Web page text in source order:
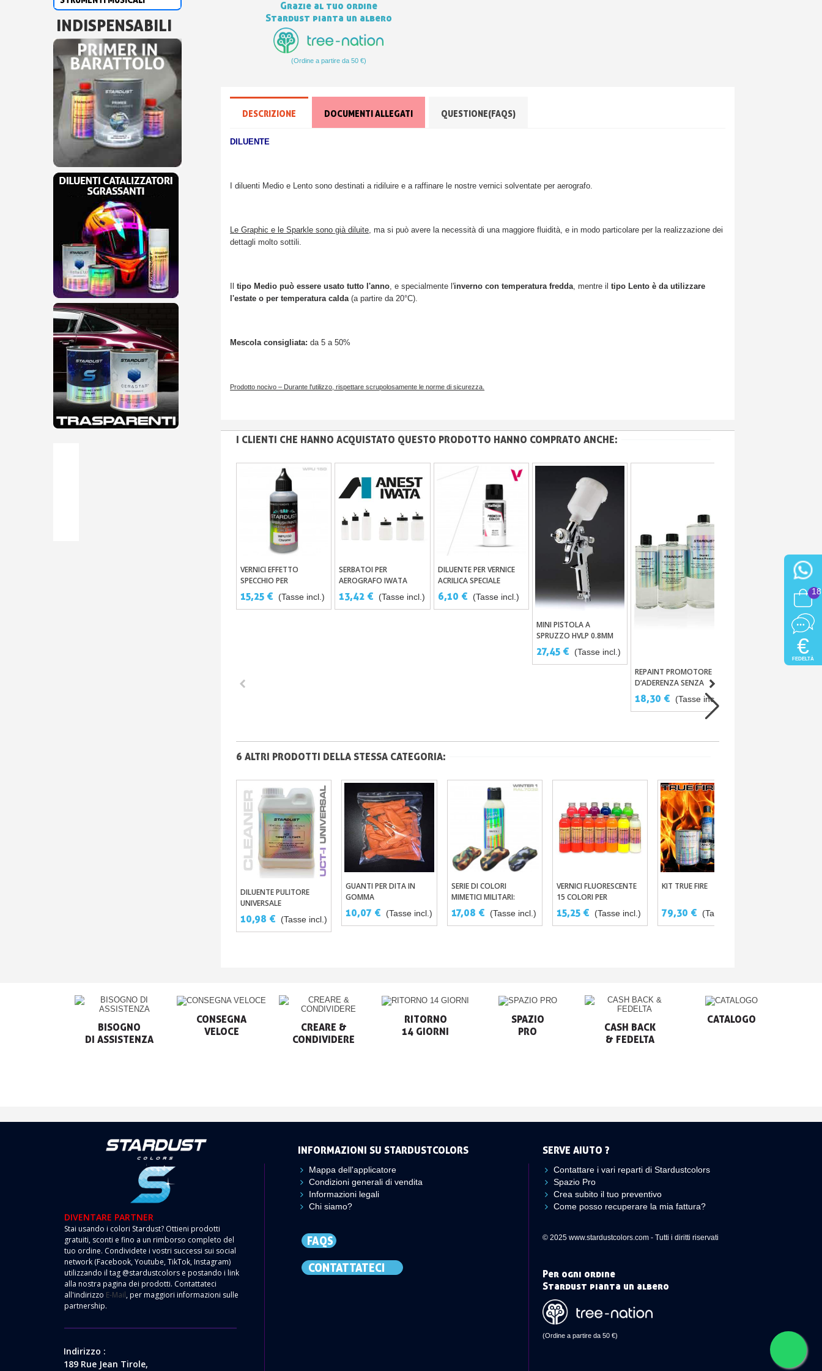
INDISPENSABILI
Grazie al tuo ordine
Stardust pianta un albero
(Ordine a partire da 50 €)
DESCRIZIONE DOCUMENTI ALLEGATI QUESTIONE(FAQS)
DILUENTE
I diluenti Medio e Lento sono destinati a ridiluire e a raffinare le nostre vernici solventate per aerografo.
Le Graphic e le Sparkle sono già diluite, ma si può avere la necessità di una maggiore fluidità, e in modo particolare per la realizzazione dei
dettagli molto sottili.
Iltipo Medio può essere usato tutto l'anno, e specialmente l'inverno con temperatura fredda, mentre iltipo Lento è da utilizzare
l'estate o per temperatura calda(a partire da 20°C).
Mescola consigliata: da 5 a 50%
Prodotto nocivo – Durante l'utilizzo, rispettare scrupolosamente le norme di sicurezza.
I CLIENTI CHE HANNO ACQUISTATO QUESTO PRODOTTO HANNO COMPRATO ANCHE:
Aggiungi Al Carrello
VERNICI EFFETTO
SPECCHIO PER
AEROGRAFO
15,25 € (Tasse incl.)
Aggiungi Al Carrello
SERBATOI PER
AEROGRAFO IWATA
13,42 € (Tasse incl.)
Aggiungi Al Carrello
DILUENTE PER VERNICE
ACRILICA SPECIALE
AEROGRAFO
6,10 € (Tasse incl.)
Aggiungi Al Carrello
MINI PISTOLA A
SPRUZZO HVLP 0.8MM
CROMATA
27,45 € (Tasse incl.)
Aggiungi Al Carrello
REPAINT PROMOTORE
D’ADERENZA SENZA
LEVIGATURA SU VERNICI
18,30 € (Tasse incl.)
TRASPARENTE ACRILICA
MAT PER AEROGRAFO
(Tasse incl.)
6 ALTRI PRODOTTI DELLA STESSA CATEGORIA:
Aggiungi Al Carrello
DILUENTE PULITORE
UNIVERSALE
(SOLVENTATO)
10,98 € (Tasse incl.)
Aggiungi Al Carrello
GUANTI PER DITA IN
GOMMA
10,07 € (Tasse incl.)
Aggiungi Al Carrello
SERIE DI COLORI
MIMETICI MILITARI:
VERNICI PER AEROGRAFO
MILITARE DELLA GAMMA
17,08 € (Tasse incl.)
Aggiungi Al Carrello
VERNICI FLUORESCENTE
15 COLORI PER
CARROZERIA - 125ML
15,25 € (Tasse incl.)
Aggiungi Al Carrello
KIT TRUE FIRE
79,30 € (Tasse incl.)
BISOGNO
CONSEGNA
VELOCE
CREARE &
CONDIVIDERE
RITORNO
14 GIORNI
SPAZIO
PRO
CASH BACK
& FEDELTA
CATALOGO
DIVENTARE PARTNER
Stai usando i colori Stardust? Ottieni prodotti
gratuiti, sconti e fino a un rimborso completo del
tuo ordine. Condividete i vostri successi sui social
network (Facebook, Youtube, TikTok, Instagram)
utilizzando il tag @stardustcolors e postando i link
alla nostra pagina dei prodotti. Contattateci
all'indirizzo E-Mail, per maggiori informazioni sulle
partnership.
Indirizzo :
189 Rue Jean Tirole,
INFORMAZIONI SU STARDUSTCOLORS
Mappa dell'applicatore
Condizioni generali di vendita
Informazioni legali
Chi siamo?
FAQS
CONTATTATECI
SERVE AIUTO ?
Contattare i vari reparti di Stardustcolors
Spazio Pro
Crea subito il tuo preventivo
Come posso recuperare la mia fattura?
© 2025 www.stardustcolors.com - Tutti i diritti riservati
Per ogni ordine
Stardust pianta un albero
(Ordine a partire da 50 €)
18
€
FEDELTÀ